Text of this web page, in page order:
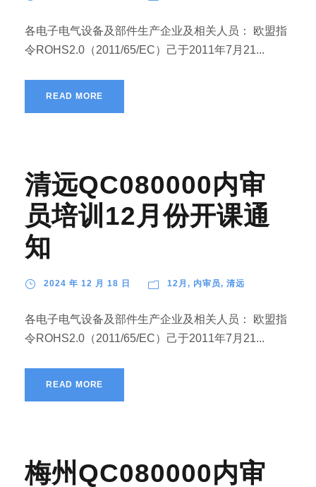
各电子电气设备及部件生产企业及相关人员： 欧盟指
令ROHS2.0（2011/65/EC）己于2011年7月21...
READ MORE
清远QC080000内审
员培训12月份开课通
知
2024 年 12 月 18 日 12月 , 内审员, 清远
各电子电气设备及部件生产企业及相关人员： 欧盟指
令ROHS2.0（2011/65/EC）己于2011年7月21...
READ MORE
梅州QC080000内审